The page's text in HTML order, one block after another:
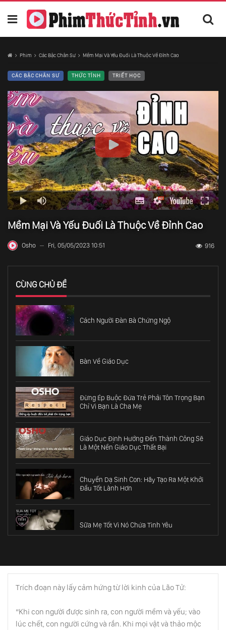
Phim Các Bậc Chân Sư Mềm Mại Và Yếu Đuối Là Thuộc Về Đỉnh Cao
CÁC BẬC CHÂN SƯ THỨC TỈNH TRIẾT HỌC
Mềm Mại Và Yếu Đuối Là Thuộc Về Đỉnh Cao
Osho — Fri, 05/05/2023 10:51 916
CÙNG CHỦ ĐỀ
Cách Người Đàn Bà Chứng Ngộ
Bàn Về Giáo Dục
Đừng Ép Buộc Đứa Trẻ Phải Tôn Trọng Bạn
Chỉ Vì Bạn Là Cha Mẹ
Giáo Dục Định Hướng Đến Thành Công Sẽ
Là Một Nền Giáo Dục Thất Bại
Chuyển Dạ Sinh Con: Hãy Tạo Ra Một Khởi
Đầu Tốt Lành Hơn
Sữa Mẹ Tốt Vì Nó Chứa Tình Yêu
Cách Giúp Đứa Trẻ Chào Đời Tốt Đẹp Nhất
Minh Triết Về Tiền Bạc
Trích đoạn này lấy cảm hứng từ lời kinh của Lão Tử:
“Khi con người được sinh ra, con người mềm và yếu; vào
lúc chết, con người cứng và rắn. Khi mọi vật và thảo mộc